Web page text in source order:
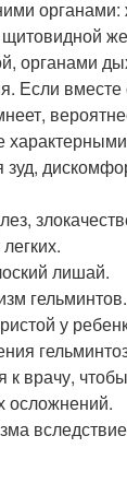
органами:
органами
Если
лишай.
у
к врачу,
осложнений.